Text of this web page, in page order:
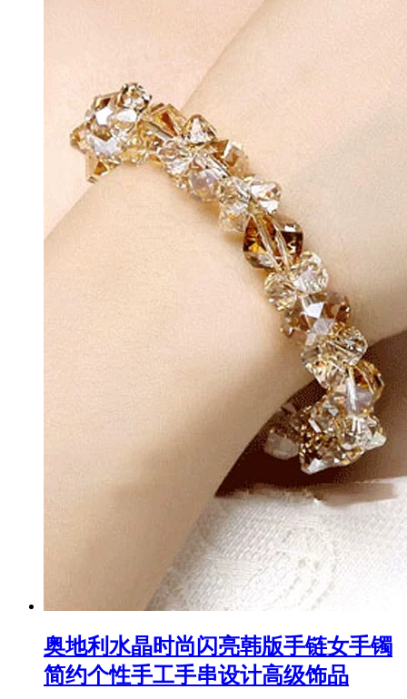
奥地利水晶时尚闪亮韩版手链女手镯
简约个性手工手串设计高级饰品